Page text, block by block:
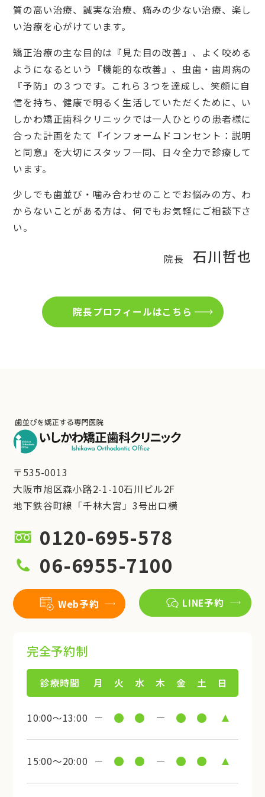
質の高い治療、誠実な治療、痛みの少ない治療、楽し
い治療を心がけています。
矯正治療の主な目的は『見た目の改善』、よく咬める
ようになるという『機能的な改善』、虫歯・歯周病の
『予防』の３つです。これら３つを達成し、笑顔に自
信を持ち、健康で明るく生活していただくために、い
しかわ矯正歯科クリニックでは一人ひとりの患者様に
合った計画をたて『インフォームドコンセント：説明
と同意』を大切にスタッフ一同、日々全力で診療して
います。
少しでも歯並び・噛み合わせのことでお悩みの方、わ
からないことがある方は、何でもお気軽にご相談下さ
い。
院長 石川哲也
院長プロフィールはこちら
〒535-0013
大阪市旭区森小路2-1-10石川ビル2F
地下鉄谷町線「千林大宮」3号出口横
0120-695-578
06-6955-7100
Web予約 LINE予約
完全予約制
診療時間 月 火 水 木 金 土 日
10:00～13:00
15:00～20:00